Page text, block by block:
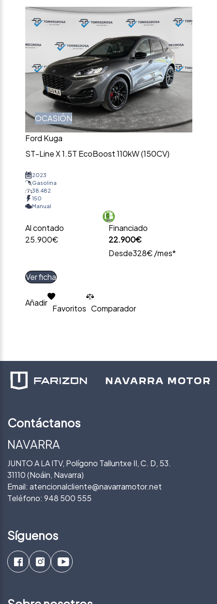
OCASIÓN
Ford Kuga
ST-Line X 1.5T EcoBoost 110kW (150CV)
2023
Gasolina
38.482
150
Manual
Al contado
25.900€
Financiado
22.900€
Desde328€ /mes*
Ver ficha
Añadir
Favoritos Comparador
Contáctanos
NAVARRA
JUNTO A LA ITV, Polígono Talluntxe II, C. D, 53.
31110 (Noáin, Navarra)
Email: atencionalcliente@navarramotor.net
Teléfono: 948 500 555
Síguenos